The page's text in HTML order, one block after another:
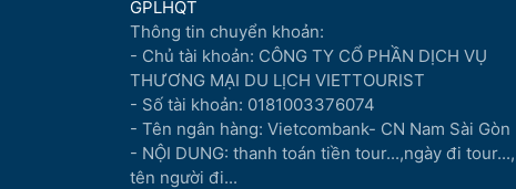
GPLHQT
Thông tin chuyển khoản:
- Chủ tài khoản: CÔNG TY CỔ PHẦN DỊCH VỤ
THƯƠNG MẠI DU LỊCH VIETTOURIST
- Số tài khoản: 0181003376074
- Tên ngân hàng: Vietcombank- CN Nam Sài Gòn
- NỘI DUNG: thanh toán tiền tour...,ngày đi tour...,
tên người đi...